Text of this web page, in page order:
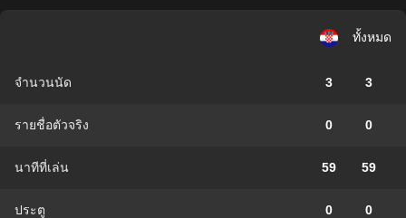
ทั้งหมด
จำนวนนัด 3 3
รายชื่อตัวจริง 0 0
นาทีที่เล่น 59 59
ประตู 0 0